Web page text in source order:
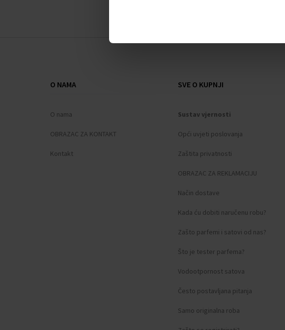
O NAMA
O nama
OBRAZAC ZA KONTAKT
Kontakt
SVE O KUPNJI
Sustav vjernosti
Opći uvjeti poslovanja
Zaštita privatnosti
OBRAZAC ZA REKLAMACIJU
Način dostave
Kada ću dobiti naručenu robu?
Zašto parfemi i satovi od nas?
Što je tester parfema?
Vodootpornost satova
Često postavljana pitanja
Samo originalna roba